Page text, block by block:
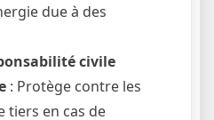
due à des
civile
: Protège contre les
tiers en cas de